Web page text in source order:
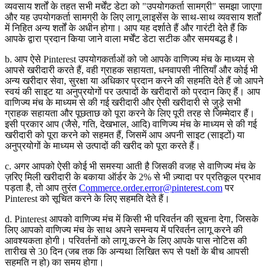
व्यवसाय शर्तों के तहत सभी मर्चेंट डेटा को "उपयोगकर्ता सामग्री" समझा जाएगा
और यह उपयोगकर्ता सामग्री के लिए लागू लाइसेंस के साथ-साथ व्यवसाय शर्तों
में निहित अन्य शर्तों के अधीन होगा। आप यह दर्शाते हैं और गारंटी देते हैं कि
आपके द्वारा प्रदान किया जाने वाला मर्चेंट डेटा सटीक और समयबद्ध है।
b. आप ऐसे Pinterest उपयोगकर्ताओं को जो आपके वाणिज्य मंच के माध्यम से
आपसे खरीदारी करते हैं, वही ग्राहक सहायता, धनवापसी नीतियाँ और कोई भी
अन्य खरीदार सेवा, सुरक्षा या अधिकार प्रदान करने की सहमति देते हैं जो आपने
स्वयं की साइट या अनुप्रयोगों पर उत्पादों के खरीदारों को प्रदान किए हैं। आप
वाणिज्य मंच के माध्यम से की गई खरीदारी और ऐसी खरीदारी से जुड़े सभी
ग्राहक सहायता और पूछताछ को पूरा करने के लिए पूरी तरह से जिम्मेदार हैं।
इसी प्रकार आप (जैसे, गति, देखभाल, आदि) वाणिज्य मंच के माध्यम से की गई
खरीदारी को पूरा करने को सहमत हैं, जिसमें आप अपनी साइट (साइटों) या
अनुप्रयोगों के माध्यम से उत्पादों की खरीद को पूरा करते हैं।
c. अगर आपको ऐसी कोई भी समस्या आती है जिसकी वजह से वाणिज्य मंच के
ज़रिए मिली खरीदारी के बकाया ऑर्डर के 2% से भी ज़्यादा पर प्रतिकूल प्रभाव
पड़ता है, तो आप तुरंतCommerce.order.error@pinterest.comपर
Pinterest को सूचित करने के लिए सहमति देते हैं।
d. Pinterest आपको वाणिज्य मंच में किसी भी परिवर्तन की सूचना देगा, जिसके
लिए आपको वाणिज्य मंच के साथ अपने समन्वय में परिवर्तन लागू करने की
आवश्यकता होगी। परिवर्तनों को लागू करने के लिए आपके पास नोटिस की
तारीख से 30 दिन (जब तक कि अन्यथा लिखित रूप से पक्षों के बीच आपसी
सहमति न हो) का समय होगा।